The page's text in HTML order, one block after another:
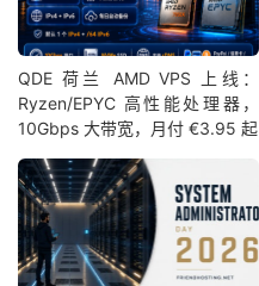
QDE 荷兰 AMD VPS 上线：
Ryzen/EPYC 高性能处理器，
10Gbps 大带宽，月付 €3.95 起